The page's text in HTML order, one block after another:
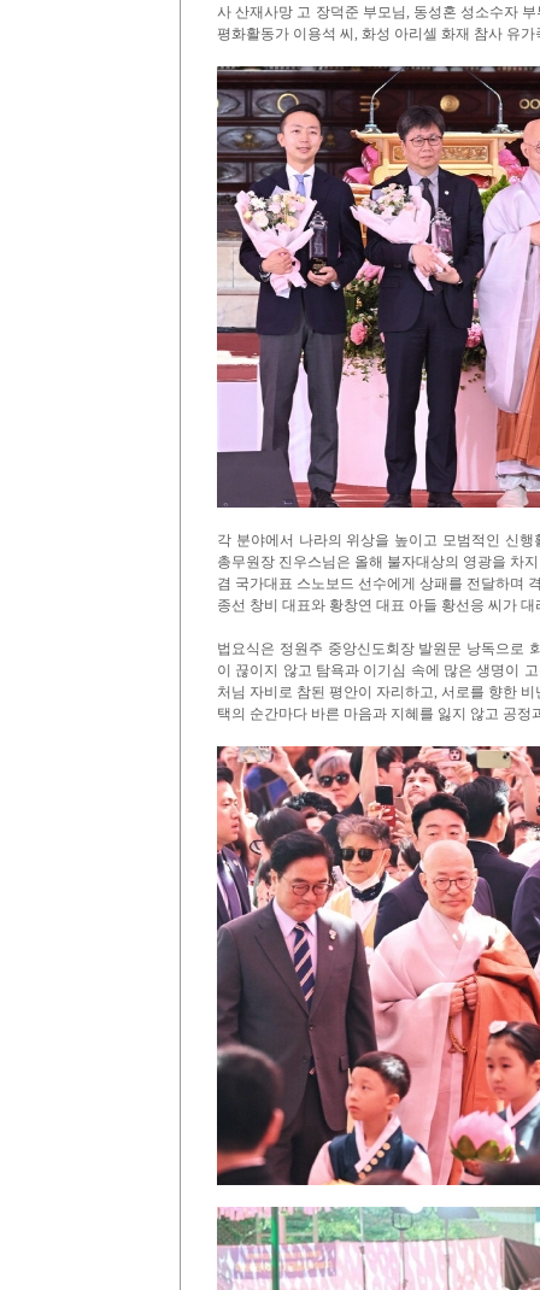
사 산재사망 고 장덕준 부모님, 동성혼 성소수자
평화활동가 이용석 씨, 화성 아리셀 화재 참사 유
각 분야에서 나라의 위상을 높이고 모범적인 신
총무원장 진우스님은 올해 불자대상의 영광을 차
겸 국가대표 스노보드 선수에게 상패를 전달하며
종선 창비 대표와 황창연 대표 아들 황선응 씨가 대
법요식은 정원주 중앙신도회장 발원문 낭독으로
이 끊이지 않고 탐욕과 이기심 속에 많은 생명이
처님 자비로 참된 평안이 자리하고, 서로를 향한
택의 순간마다 바른 마음과 지혜를 잃지 않고 공